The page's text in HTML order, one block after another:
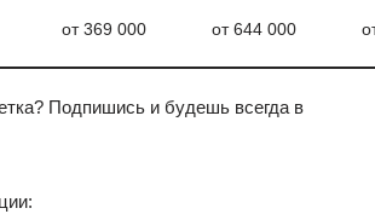
от 369 000 от 644 000
Подпишись и будешь всегда в